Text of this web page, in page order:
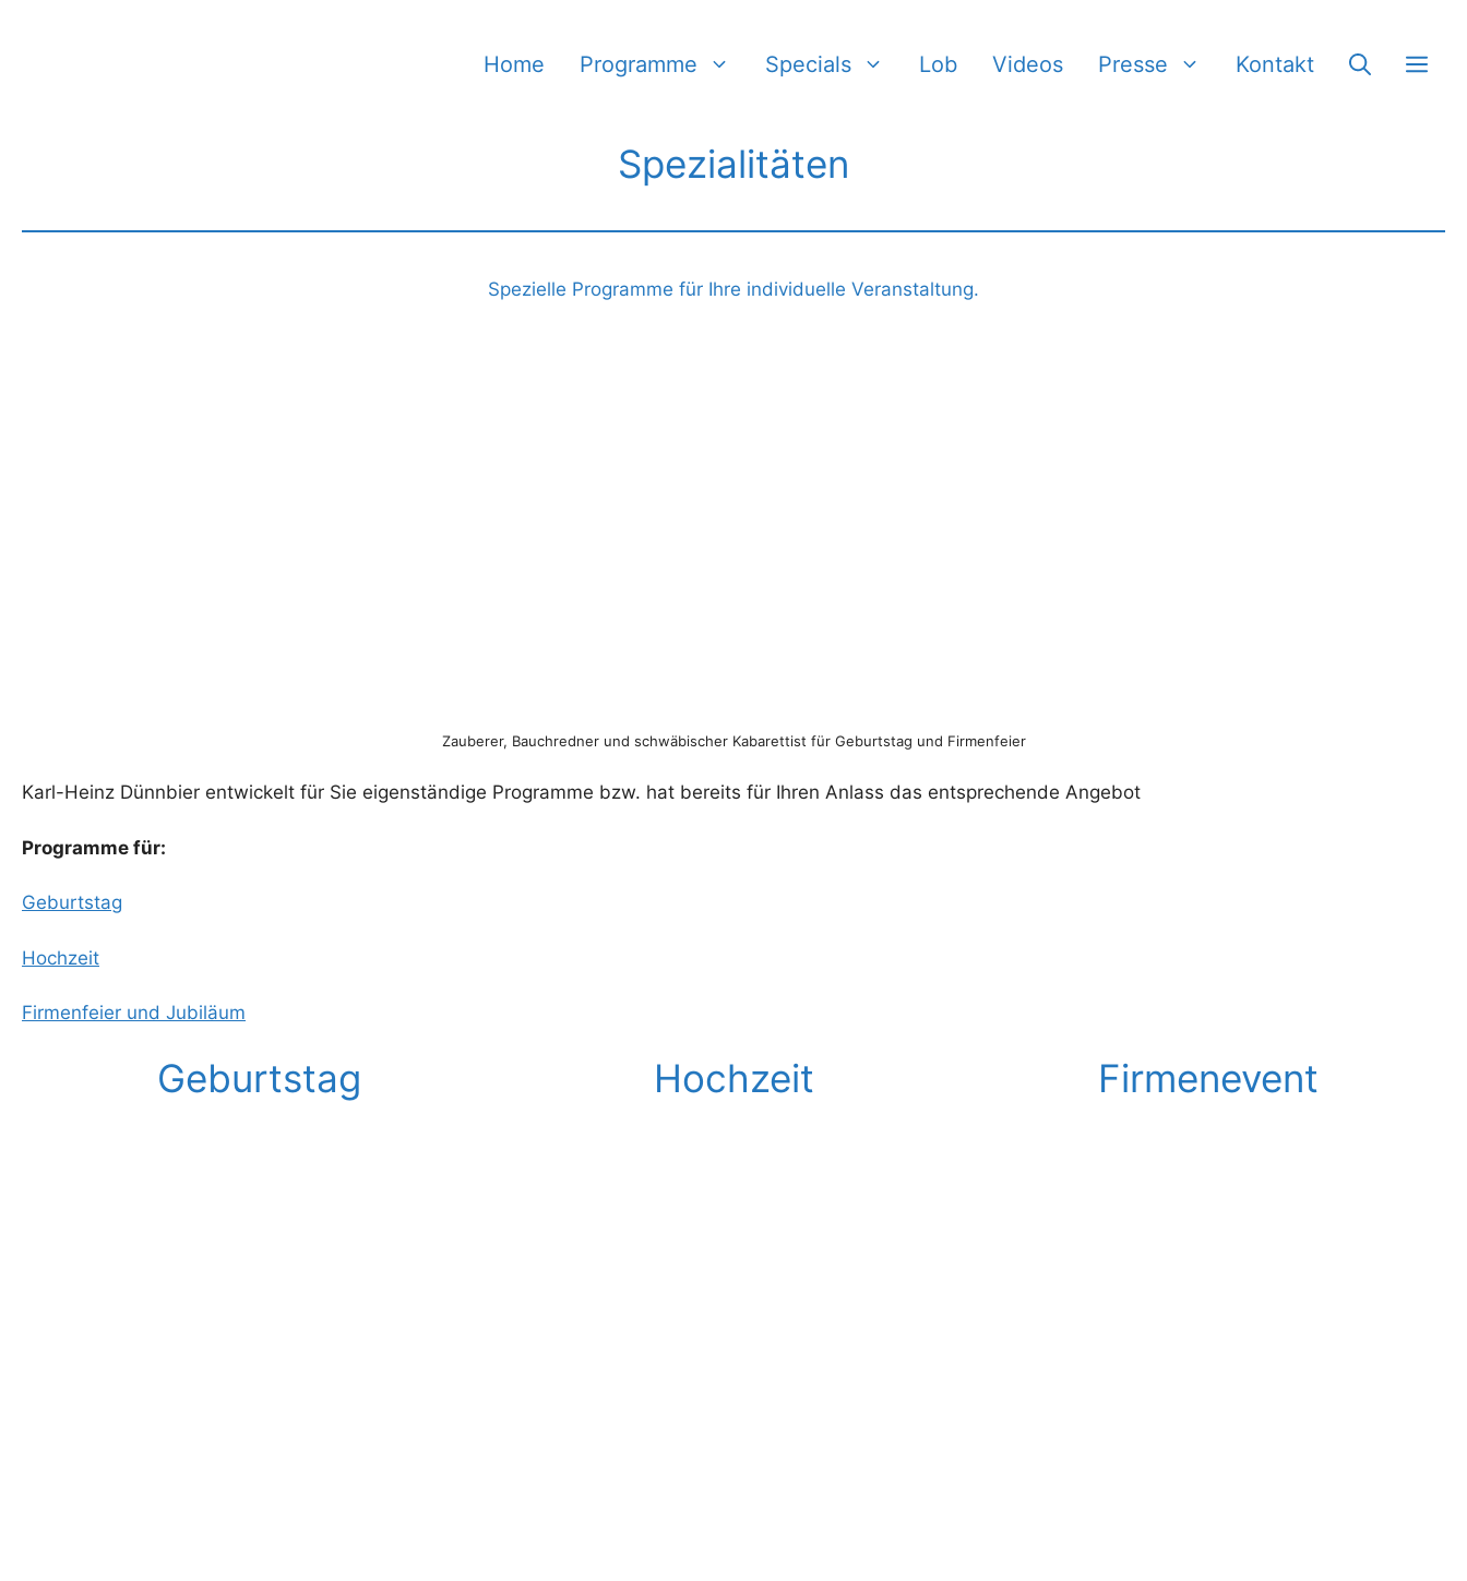
Home Programme Specials Lob Videos Presse Kontakt
Spezialitäten
Spezielle Programme für Ihre individuelle Veranstaltung.
Zauberer, Bauchredner und schwäbischer Kabarettist für Geburtstag und Firmenfeier
Karl-Heinz Dünnbier entwickelt für Sie eigenständige Programme bzw. hat bereits für Ihren Anlass das entsprechende Angebot
Programme für:
Geburtstag
Hochzeit
Firmenfeier und Jubiläum
Geburtstag Hochzeit Firmenevent